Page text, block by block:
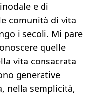
e di
comunità di vita
i secoli. Mi pare
quelle
vita consacrata
generative
nella semplicità,